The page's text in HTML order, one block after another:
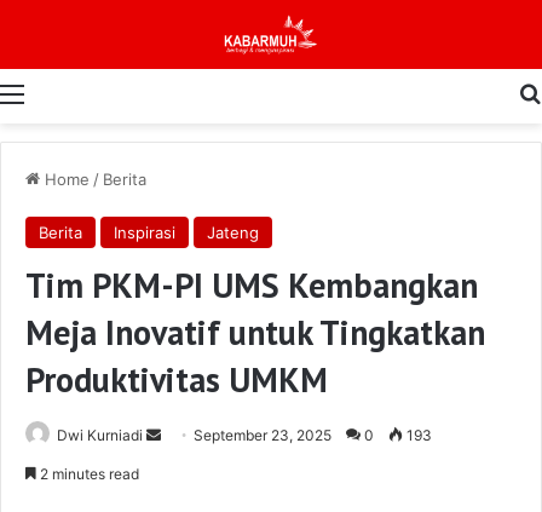
Menu
Home / Berita
Berita Inspirasi Jateng
Tim PKM-PI UMS Kembangkan
Meja Inovatif untuk Tingkatkan
Produktivitas UMKM
Dwi Kurniadi
Send September 23, 2025 0 193
2 minutes read